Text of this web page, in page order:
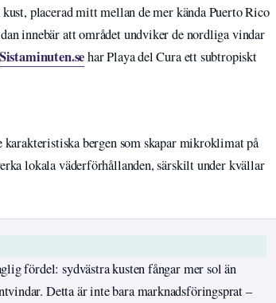
placerad mitt mellan de mer kända Puerto Rico
innebär att området undviker de nordliga vindar
Sistaminuten.sehar Playa del Cura ett subtropiskt
bergen som skapar mikroklimat på
lokala väderförhållanden, särskilt under kvällar
fördel: sydvästra kusten fångar mer sol än
Detta är inte bara marknadsföringsprat –